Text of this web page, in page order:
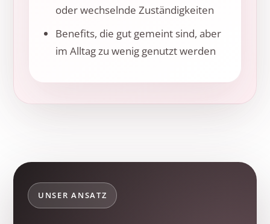
oder wechselnde Zuständigkeiten
Benefits, die gut gemeint sind, aber
im Alltag zu wenig genutzt werden
UNSER ANSATZ